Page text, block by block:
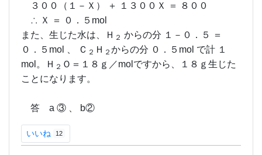
３００（１－Ｘ） ＋ １３００Ｘ ＝ ８００
∴ Ｘ ＝ ０．５mol
また、生じた水は、Ｈ ２ からの分 １－０．５ ＝
０．５mol 、 Ｃ ２ Ｈ ２ からの分 ０．５mol で計 １
mol。Ｈ ２ Ｏ＝１８ｇ／molですから、１８ｇ生じた
ことになります。
答 a ③ 、 b②
いいね 12